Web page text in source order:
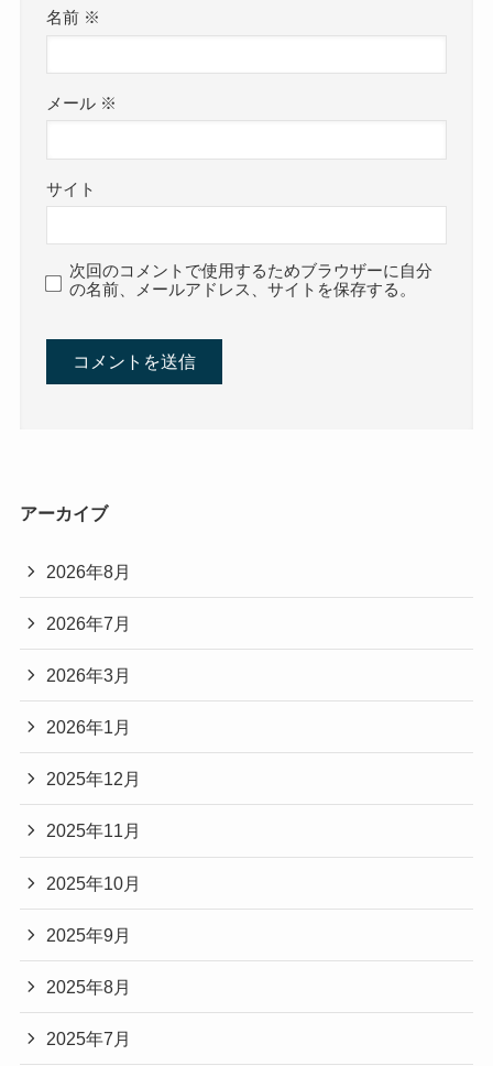
名前 ※
メール ※
サイト
次回のコメントで使用するためブラウザーに自分
の名前、メールアドレス、サイトを保存する。
アーカイブ
2026年8月
2026年7月
2026年3月
2026年1月
2025年12月
2025年11月
2025年10月
2025年9月
2025年8月
2025年7月